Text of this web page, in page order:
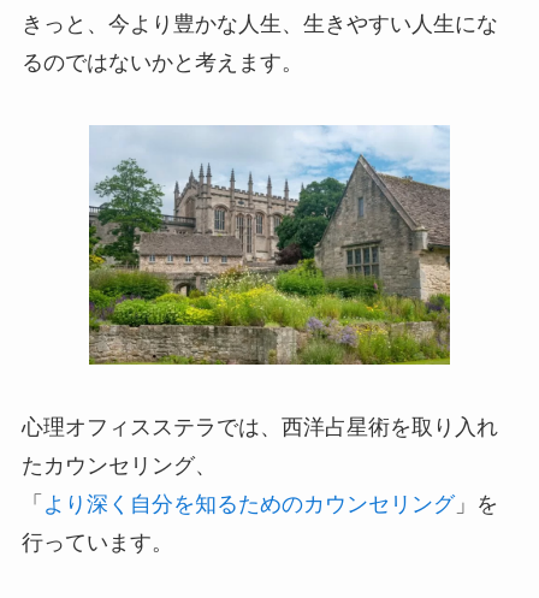
きっと、今より豊かな人生、生きやすい人生にな
るのではないかと考えます。
心理オフィスステラでは、西洋占星術を取り入れ
たカウンセリング、
「 より深く自分を知るためのカウンセリング」を
行っています。